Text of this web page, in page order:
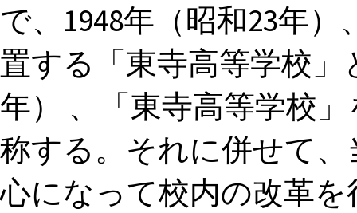
で、1948年（昭和23年
置する「東寺高等学校」
年） 、「東寺高等学校
称する。それに併せて
心になって校内の改革